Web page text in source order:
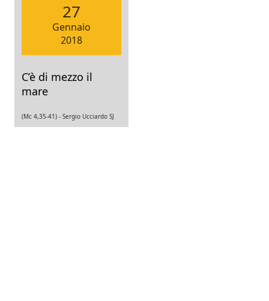
27
Gennaio
2018
C’è di mezzo il
mare
(Mc 4,35-41) - Sergio Ucciardo SJ